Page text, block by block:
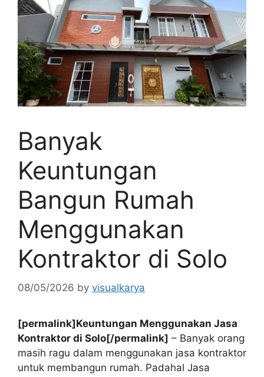
Banyak
Keuntungan
Bangun Rumah
Menggunakan
Kontraktor di Solo
08/05/2026 by visualkarya
[permalink]Keuntungan Menggunakan Jasa
Kontraktor di Solo[/permalink] – Banyak orang
masih ragu dalam menggunakan jasa kontraktor
untuk membangun rumah. Padahal Jasa